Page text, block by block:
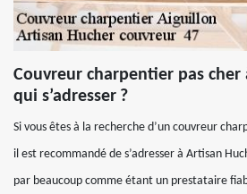
Couvreur charpentier pas
qui s’adresser ?
Si vous êtes à la recherche d’un couvreur
il est recommandé de s’adresser à Artisan
par beaucoup comme étant un prestataire